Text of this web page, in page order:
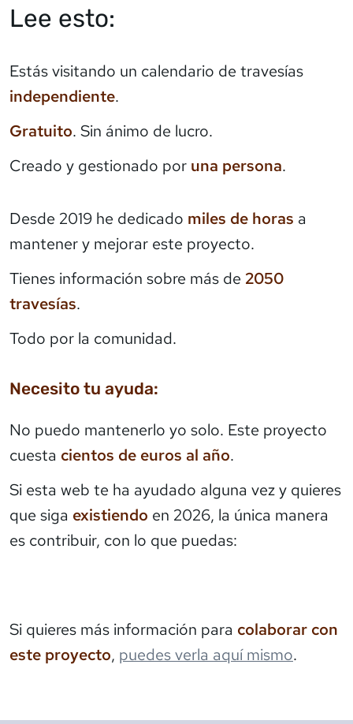
Lee esto:
Estás visitando un calendario de travesías
independiente.
Gratuito. Sin ánimo de lucro.
Creado y gestionado por una persona.
Desde 2019 he dedicado miles de horas a
mantener y mejorar este proyecto.
Tienes información sobre más de 2050
travesías.
Todo por la comunidad.
Necesito tu ayuda:
No puedo mantenerlo yo solo. Este proyecto
cuesta cientos de euros al año.
Si esta web te ha ayudado alguna vez y quieres
que siga existiendo en 2026, la única manera
es contribuir, con lo que puedas:
Si quieres más información para colaborar con
este proyecto, puedes verla aquí mismo.